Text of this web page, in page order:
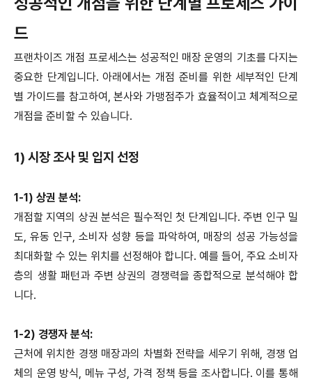
드
프랜차이즈 개점 프로세스는 성공적인 매장 운영의 기초를 다지는
중요한 단계입니다. 아래에서는 개점 준비를 위한 세부적인 단계
별 가이드를 참고하여, 본사와 가맹점주가 효율적이고 체계적으로
개점을 준비할 수 있습니다.
1) 시장 조사 및 입지 선정
1-1) 상권 분석:
개점할 지역의 상권 분석은 필수적인 첫 단계입니다. 주변 인구 밀
도, 유동 인구, 소비자 성향 등을 파악하여, 매장의 성공 가능성을
최대화할 수 있는 위치를 선정해야 합니다. 예를 들어, 주요 소비자
층의 생활 패턴과 주변 상권의 경쟁력을 종합적으로 분석해야 합
니다.
1-2) 경쟁자 분석:
근처에 위치한 경쟁 매장과의 차별화 전략을 세우기 위해, 경쟁 업
체의 운영 방식, 메뉴 구성, 가격 정책 등을 조사합니다. 이를 통해